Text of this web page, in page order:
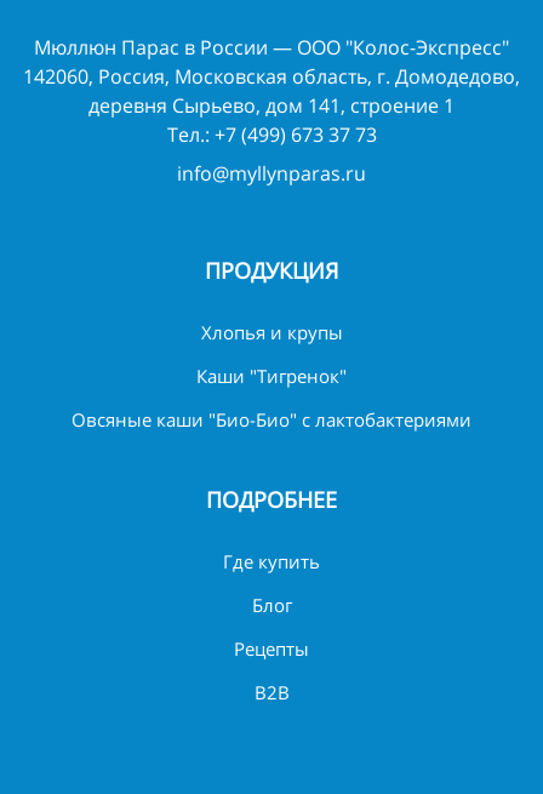
Мюллюн Парас в России — ООО "Колос-Экспресс"
142060, Россия, Московская область, г. Домодедово,
деревня Сырьево, дом 141, строение 1
Тел.: +7 (499) 673 37 73
info@myllynparas.ru
ПРОДУКЦИЯ
Хлопья и крупы
Каши "Тигренок"
Овсяные каши "Био-Био" с лактобактериями
ПОДРОБНЕЕ
Где купить
Блог
Рецепты
B2B